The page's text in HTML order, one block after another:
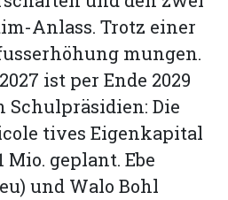
Anlass. Trotz einer
mungen.
ist per Ende 2029
Schulpräsidien: Die
tives Eigenkapital
Mio. geplant. Ebe
und Walo Bohl